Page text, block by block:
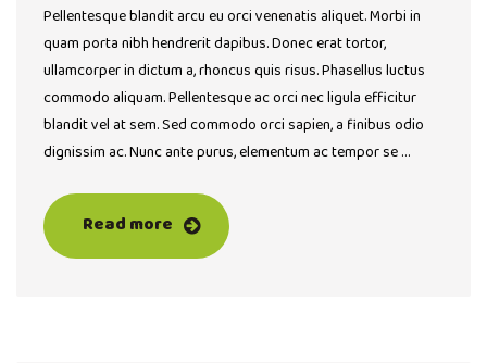
Pellentesque blandit arcu eu orci venenatis aliquet. Morbi in
quam porta nibh hendrerit dapibus. Donec erat tortor,
ullamcorper in dictum a, rhoncus quis risus. Phasellus luctus
commodo aliquam. Pellentesque ac orci nec ligula efficitur
blandit vel at sem. Sed commodo orci sapien, a finibus odio
dignissim ac. Nunc ante purus, elementum ac tempor se …
Read more